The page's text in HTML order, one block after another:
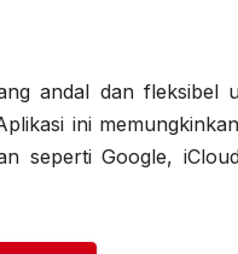
andal dan fleksibel
ini
seperti Google,